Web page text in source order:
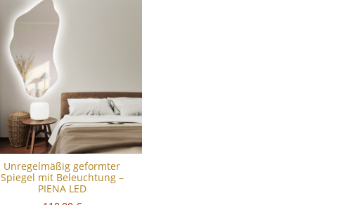
Unregelmäßig geformter
Spiegel mit Beleuchtung –
PIENA LED